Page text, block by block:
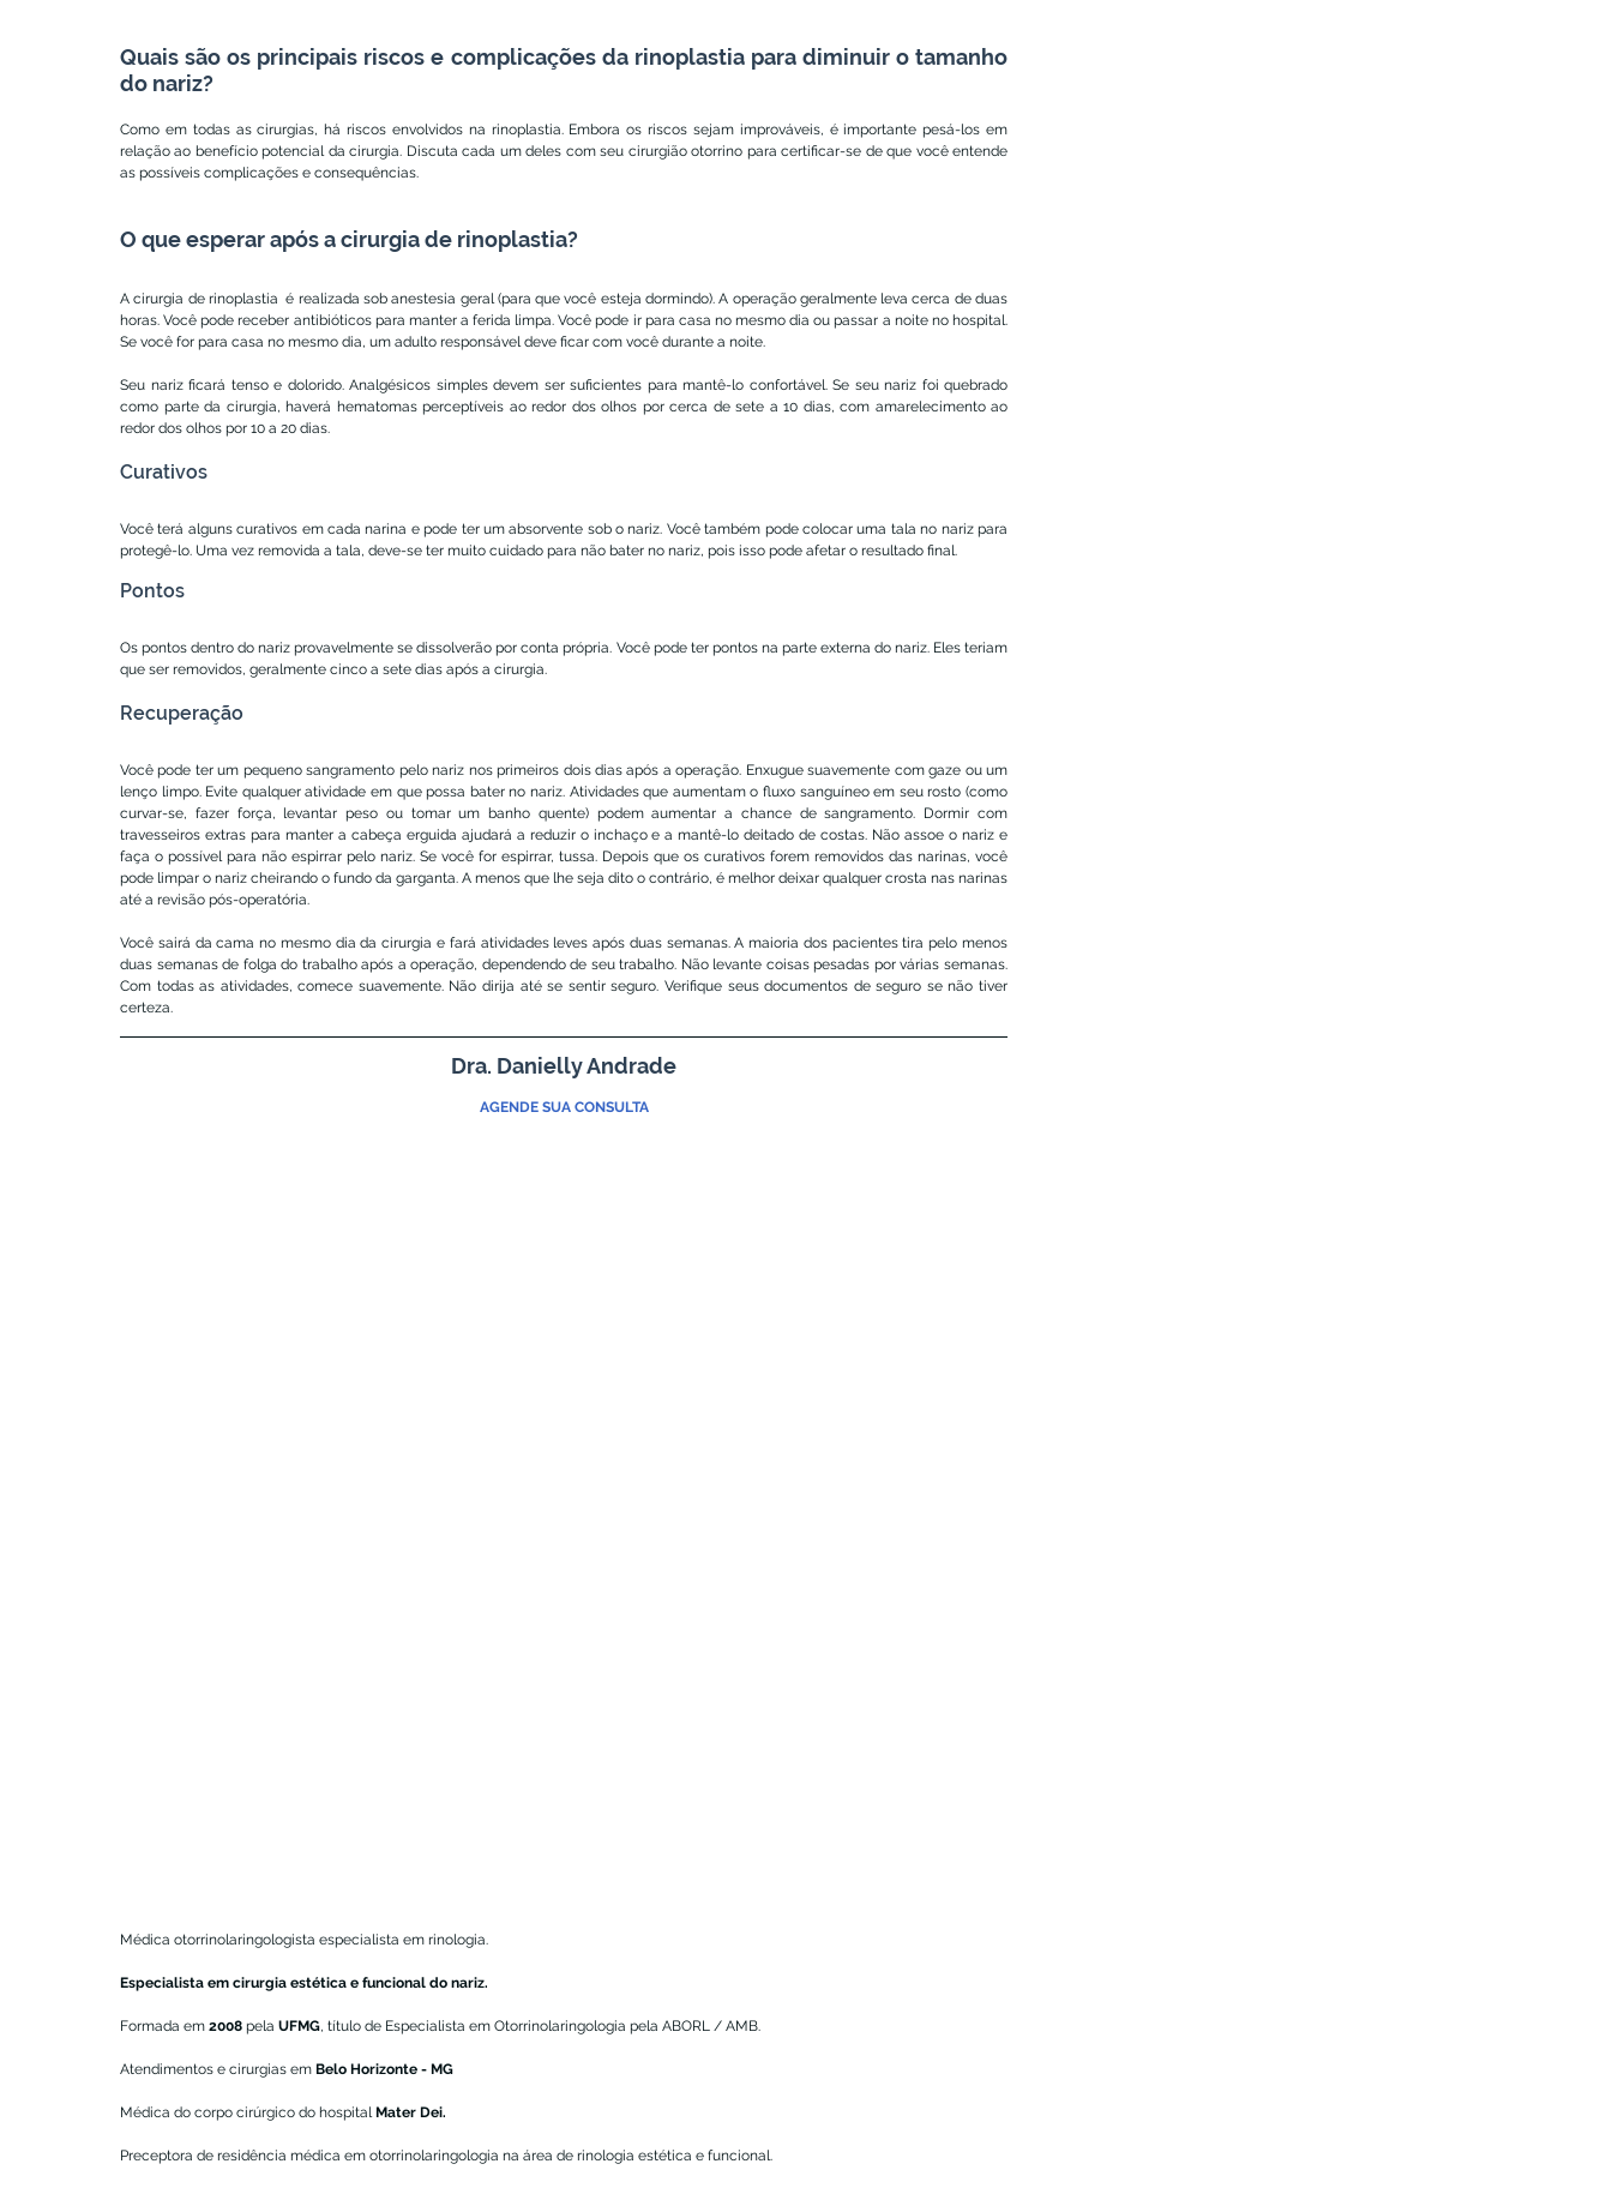
Quais são os principais riscos e complicações da rinoplastia para diminuir o tamanho
do nariz?
Como em todas as cirurgias, há riscos envolvidos na rinoplastia. Embora os riscos sejam improváveis, é importante pesá-los em
relação ao benefício potencial da cirurgia. Discuta cada um deles com seu cirurgião otorrino para certificar-se de que você entende
as possíveis complicações e consequências.
O que esperar após a cirurgia de rinoplastia?
A cirurgia de rinoplastia  é realizada sob anestesia geral (para que você esteja dormindo). A operação geralmente leva cerca de duas
horas. Você pode receber antibióticos para manter a ferida limpa. Você pode ir para casa no mesmo dia ou passar a noite no hospital.
Se você for para casa no mesmo dia, um adulto responsável deve ficar com você durante a noite.
Seu nariz ficará tenso e dolorido. Analgésicos simples devem ser suficientes para mantê-lo confortável. Se seu nariz foi quebrado
como parte da cirurgia, haverá hematomas perceptíveis ao redor dos olhos por cerca de sete a 10 dias, com amarelecimento ao
redor dos olhos por 10 a 20 dias.
Curativos
Você terá alguns curativos em cada narina e pode ter um absorvente sob o nariz. Você também pode colocar uma tala no nariz para
protegê-lo. Uma vez removida a tala, deve-se ter muito cuidado para não bater no nariz, pois isso pode afetar o resultado final.
Pontos
Os pontos dentro do nariz provavelmente se dissolverão por conta própria. Você pode ter pontos na parte externa do nariz. Eles teriam
que ser removidos, geralmente cinco a sete dias após a cirurgia.
Recuperação
Você pode ter um pequeno sangramento pelo nariz nos primeiros dois dias após a operação. Enxugue suavemente com gaze ou um
lenço limpo. Evite qualquer atividade em que possa bater no nariz. Atividades que aumentam o fluxo sanguíneo em seu rosto (como
curvar-se, fazer força, levantar peso ou tomar um banho quente) podem aumentar a chance de sangramento. Dormir com
travesseiros extras para manter a cabeça erguida ajudará a reduzir o inchaço e a mantê-lo deitado de costas. Não assoe o nariz e
faça o possível para não espirrar pelo nariz. Se você for espirrar, tussa. Depois que os curativos forem removidos das narinas, você
pode limpar o nariz cheirando o fundo da garganta. A menos que lhe seja dito o contrário, é melhor deixar qualquer crosta nas narinas
até a revisão pós-operatória.
Você sairá da cama no mesmo dia da cirurgia e fará atividades leves após duas semanas. A maioria dos pacientes tira pelo menos
duas semanas de folga do trabalho após a operação, dependendo de seu trabalho. Não levante coisas pesadas por várias semanas.
Com todas as atividades, comece suavemente. Não dirija até se sentir seguro. Verifique seus documentos de seguro se não tiver
certeza.
Dra. Danielly Andrade
AGENDE SUA CONSULTA
Médica otorrinolaringologista especialista em rinologia.
Especialista em cirurgia estética e funcional do nariz.
Formada em 2008 pela UFMG, título de Especialista em Otorrinolaringologia pela ABORL / AMB.
Atendimentos e cirurgias em Belo Horizonte - MG
Médica do corpo cirúrgico do hospital Mater Dei.
Preceptora de residência médica em otorrinolaringologia na área de rinologia estética e funcional.